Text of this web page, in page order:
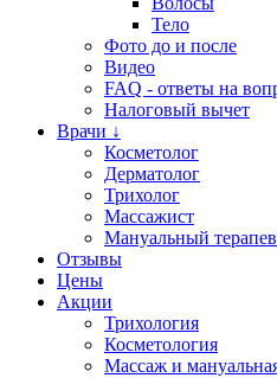
Тело
Фото до и после
Видео
FAQ - ответы на
Налоговый вычет
Врачи ↓
Косметолог
Дерматолог
Трихолог
Массажист
Мануальный
Отзывы
Цены
Акции
Трихология
Косметология
Массаж и